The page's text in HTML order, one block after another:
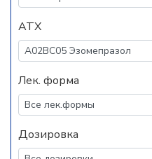
АТХ
Лек. форма
Дозировка